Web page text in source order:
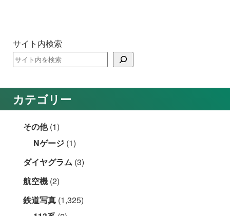
サイト内検索
カテゴリー
その他(1)
Nゲージ (1)
ダイヤグラム (3)
航空機 (2)
鉄道写真 (1,325)